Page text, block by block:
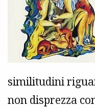
similitudini
non disprezza